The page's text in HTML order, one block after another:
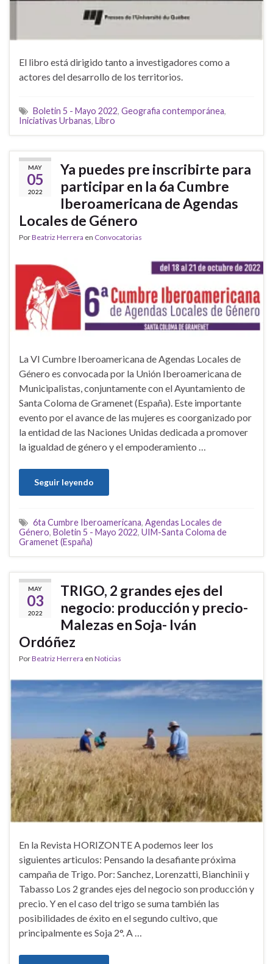
El libro está dirigido tanto a investigadores como a
actores del desarrollo de los territorios.
Boletin 5 - Mayo 2022, Geografia contemporánea,
Iniciativas Urbanas, Libro
MAY
05
2022
Ya puedes pre inscribirte para
participar en la 6a Cumbre
Iberoamericana de Agendas
Locales de Género
PorBeatriz Herrera en Convocatorias
La VI Cumbre Iberoamericana de Agendas Locales de
Género es convocada por la Unión Iberoamericana de
Municipalistas, conjuntamente con el Ayuntamiento de
Santa Coloma de Gramenet (España). Este importante
evento por el avance de las mujeres es coorganizado por
la entidad de las Naciones Unidas dedicada a promover
la igualdad de género y el empoderamiento …
Seguir leyendo
6ta Cumbre Iberoamericana, Agendas Locales de
Género, Boletin 5 - Mayo 2022, UIM-Santa Coloma de
Gramenet (España)
MAY
03
2022
TRIGO, 2 grandes ejes del
negocio: producción y precio-
Malezas en Soja- Iván
Ordóñez
PorBeatriz Herrera en Noticias
En la Revista HORIZONTE A podemos leer los
siguientes articulos: Pensando la desafiante próxima
campaña de Trigo. Por: Sanchez, Lorenzatti, Bianchinii y
Tabasso Los 2 grandes ejes del negocio son producción y
precio. Y en el caso del trigo se suma también las
posibilidades de éxito en el segundo cultivo, que
principalmente es Soja 2°. A …